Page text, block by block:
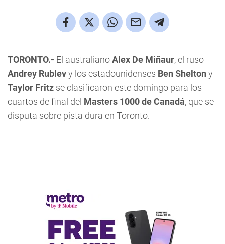
TORONTO.- El australianoAlex De Miñaur, el ruso
Andrey Rublevy los estadounidenses Ben Shelton y
Taylor Fritz se clasificaron este domingo para los
cuartos de final del Masters 1000 de Canadá, que se
disputa sobre pista dura en Toronto.